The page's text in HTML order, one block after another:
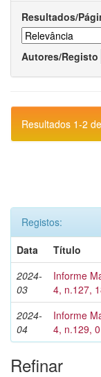
Resultados/
Autores/Registo
Resultados 1-2
Registos:
Data
Título
2024-
03
Informe
4, n.127,
2024-
04
Informe
4, n.129,
Refinar